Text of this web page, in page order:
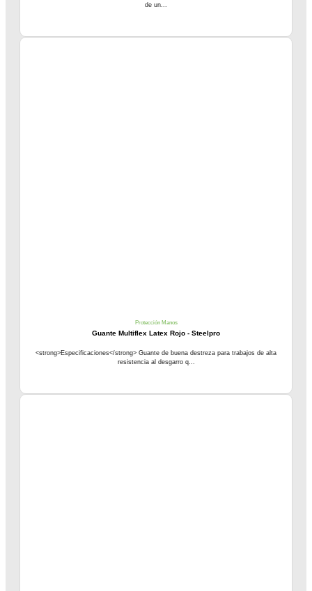
de un...
Protección Manos
Guante Multiflex Latex Rojo - Steelpro
<strong>Especificaciones</strong> Guante de buena destreza para trabajos de alta
resistencia al desgarro q...